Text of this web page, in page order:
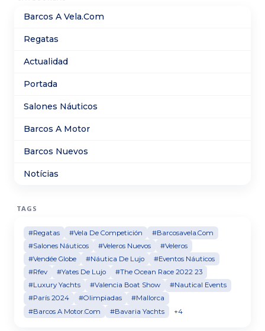
central con parabrisas envolvente y una cabina con
fueraborda permite alcanzar un rendimiento ágil y
de semana.
Barcos A Vela.Com
Regatas
Actualidad
Portada
Salones Náuticos
Barcos A Motor
Barcos Nuevos
Notícias
TAGS
#Regatas #Vela De Competición
#Barcosavela.Com
#Salones Náuticos
#Veleros Nuevos
#Veleros
#Vendée Globe
#Náutica De Lujo
#Eventos Náuticos
#Rfev
#Yates De Lujo
#The Ocean Race 2022 23
#Luxury Yachts
#Valencia Boat Show
#Nautical Events
#París 2024
#Olimpiadas
#Mallorca
#Barcos A Motor.Com
#Bavaria Yachts +4